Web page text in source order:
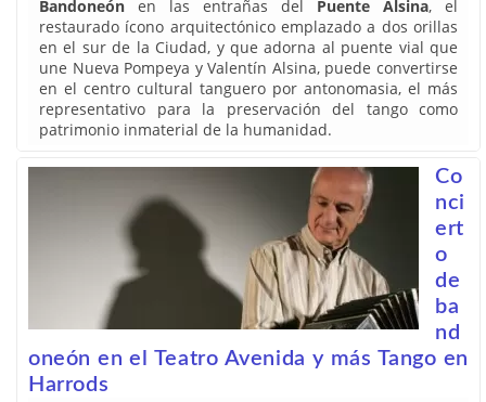
Bandoneón en las entrañas del Puente Alsina, el
restaurado ícono arquitectónico emplazado a dos orillas
en el sur de la Ciudad, y que adorna al puente vial que
une Nueva Pompeya y Valentín Alsina, puede convertirse
en el centro cultural tanguero por antonomasia, el más
representativo para la preservación del tango como
patrimonio inmaterial de la humanidad.
Co
nci
ert
o
de
ba
nd
oneón en el Teatro Avenida y más Tango en
Harrods